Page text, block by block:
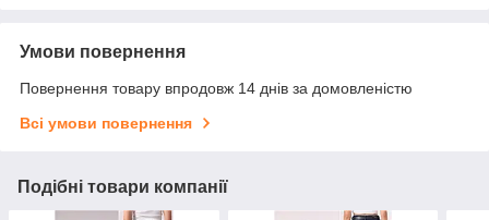
Умови повернення
Повернення товару впродовж 14 днів за домовленістю
Всі умови повернення
Подібні товари компанії